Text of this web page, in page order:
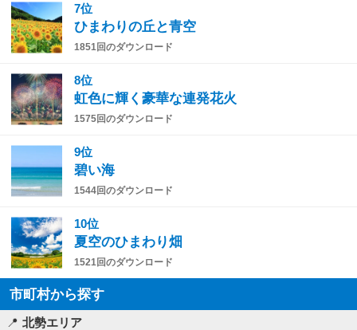
7位
ひまわりの丘と青空
1851回のダウンロード
8位
虹色に輝く豪華な連発花火
1575回のダウンロード
9位
碧い海
1544回のダウンロード
10位
夏空のひまわり畑
1521回のダウンロード
市町村から探す
北勢エリア